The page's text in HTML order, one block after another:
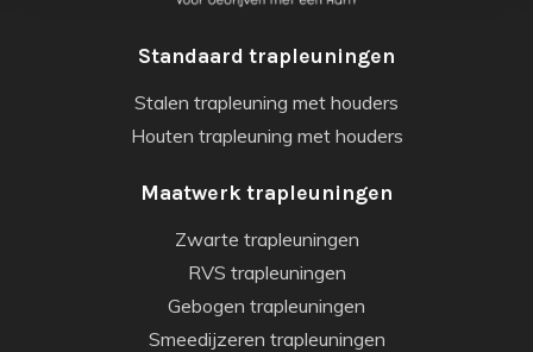
Standaard trapleuningen
Stalen trapleuning met houders
Houten trapleuning met houders
Maatwerk trapleuningen
Zwarte trapleuningen
RVS trapleuningen
Gebogen trapleuningen
Smeedijzeren trapleuningen